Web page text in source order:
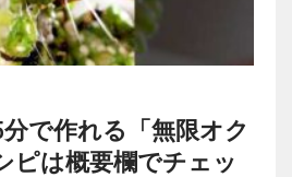
で作れる「無限オク
ピは概要欄でチェッ